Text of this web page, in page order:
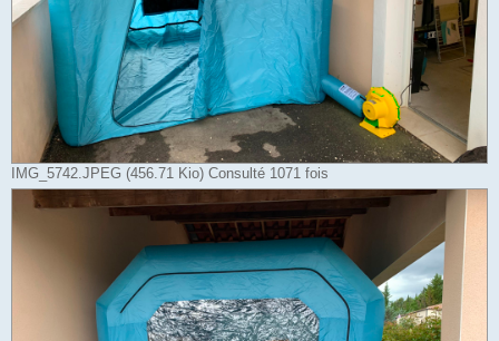
IMG_5742.JPEG (456.71 Kio) Consulté 1071 fois